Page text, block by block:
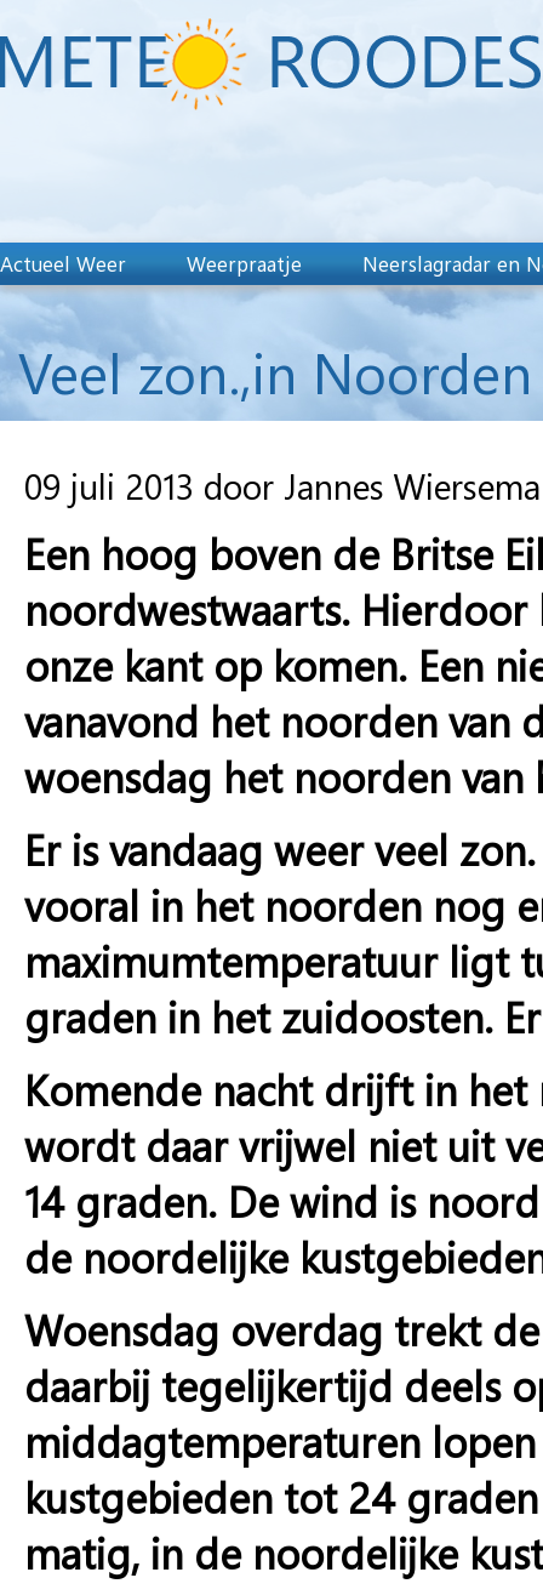
Actueel Weer Weerpraatje Neerslagradar en
Veel zon.,in
09 juli 2013 door Jannes Wiersema
Een hoog boven de Britse
noordwestwaarts. Hierdoor
onze kant op komen. Een
vanavond het noorden van
woensdag het noorden
Er is vandaag weer veel
vooral in het noorden nog
maximumtemperatuur ligt
graden in het zuidoosten.
Komende nacht drijft in
wordt daar vrijwel niet uit
14 graden. De wind is
de noordelijke
Woensdag overdag trekt
daarbij tegelijkertijd deels
middagtemperaturen
kustgebieden tot 24
matig, in de noordelijke